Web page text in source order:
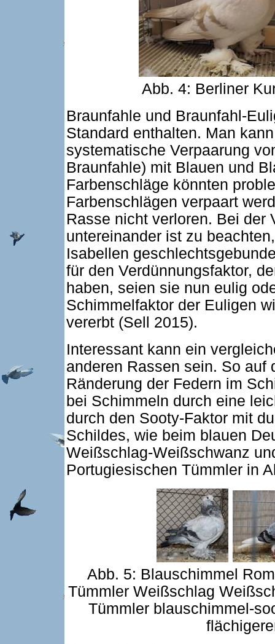
Abb. 4: Berliner
Braunfahle und Braunfahl-
Standard enthalten. Man
systematische Verpaarung
Braunfahle) mit Blauen und
Farbenschläge könnten
Farbenschlägen verpaart
Rasse nicht verloren. Bei der
untereinander ist zu
Isabellen
für den Verdünnungsfaktor,
haben, seien sie nun eulig
Schimmelfaktor der Euligen
vererbt (Sell 2015).
Interessant kann ein
anderen Rassen sein. So auf
Ränderung der Federn im
bei Schimmeln durch eine
durch den Sooty-Faktor mit
Schildes, wie beim blauen
Weißschlag-Weißschwanz
Portugiesischen Tümmler in
Abb. 5: Blauschimmel
Tümmler Weißschlag
Tümmler blauschimmel-